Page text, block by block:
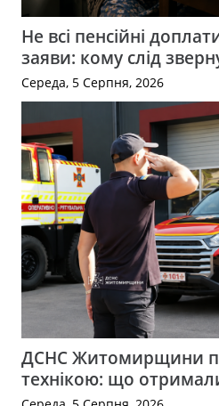
Не всі пенсійні
заяви: кому слід
Середа, 5 Серпня, 2026
ДСНС Житомирщини
технікою: що